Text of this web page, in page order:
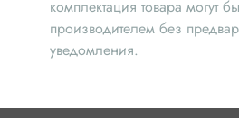
комплектация товара могут
производителем без
уведомления.